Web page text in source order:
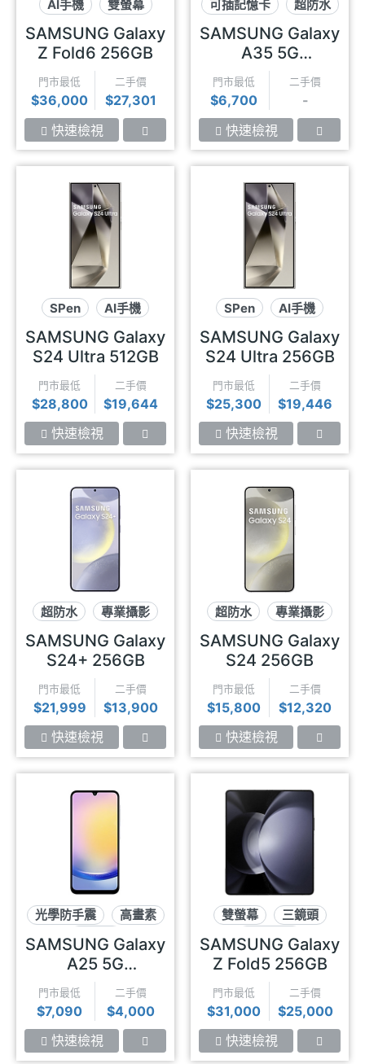
AI手機
雙螢幕
摺疊螢幕
SAMSUNG Galaxy
Z Fold6 256GB
門市最低
$36,000
二手價
$27,301
快速檢視
可插記憶卡
超防水
三鏡頭
SAMSUNG Galaxy
A35 5G
(6GB/128GB)
門市最低
$6,700
二手價
-
快速檢視
SPen
AI手機
百倍變焦
SAMSUNG Galaxy
S24 Ultra 512GB
門市最低
$28,800
二手價
$19,644
快速檢視
SPen
AI手機
百倍變焦
SAMSUNG Galaxy
S24 Ultra 256GB
門市最低
$25,300
二手價
$19,446
快速檢視
超防水
專業攝影
AI手機
SAMSUNG Galaxy
S24+ 256GB
門市最低
$21,999
二手價
$13,900
快速檢視
超防水
專業攝影
AI手機
SAMSUNG Galaxy
S24 256GB
門市最低
$15,800
二手價
$12,320
快速檢視
光學防手震
高畫素
三鏡頭
SAMSUNG Galaxy
A25 5G
(8GB/128GB)
門市最低
$7,090
二手價
$4,000
快速檢視
雙螢幕
三鏡頭
摺疊螢幕
SAMSUNG Galaxy
Z Fold5 256GB
門市最低
$31,000
二手價
$25,000
快速檢視